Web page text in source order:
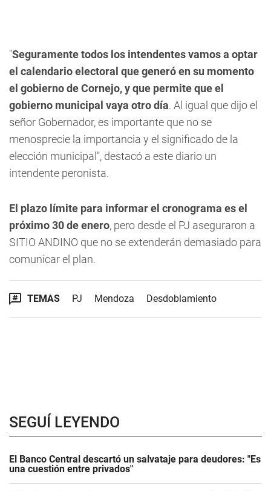
"Seguramente todos los intendentes vamos a optar
el calendario electoral que generó en su momento
el gobierno de Cornejo, y que permite que el
gobierno municipal vaya otro día. Al igual que dijo el
señor Gobernador, es importante que no se
menosprecie la importancia y el significado de la
elección municipal", destacó a este diario un
intendente peronista.
El plazo límite para informar el cronograma es el
próximo 30 de enero, pero desde el PJ aseguraron a
SITIO ANDINO que no se extenderán demasiado para
comunicar el plan.
TEMAS PJ Mendoza Desdoblamiento
SEGUÍ LEYENDO
El Banco Central descartó un salvataje para deudores: "Es
una cuestión entre privados"